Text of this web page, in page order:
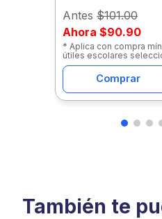
Antes $101.00
Ahora $90.90
* Aplica con compra
útiles escolares
Comprar
También te